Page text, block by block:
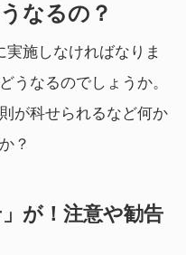
なるの？
施しなければなりま
うなるのでしょうか。
が科せられるなど何か
？
が！注意や勧告